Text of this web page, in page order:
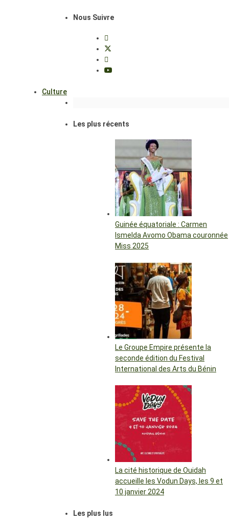
Nous Suivre
Culture
Les plus récents
Guinée équatoriale : Carmen
Ismelda Avomo Obama couronnée
Miss 2025
Le Groupe Empire présente la
seconde édition du Festival
International des Arts du Bénin
La cité historique de Ouidah
accueille les Vodun Days, les 9 et
10 janvier 2024
Les plus lus